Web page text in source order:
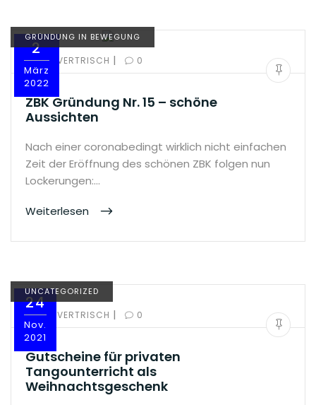
2
März
2022
GRÜNDUNG IN BEWEGUNG
BY:OLIVERTRISCH | 0
ZBK Gründung Nr. 15 – schöne
Aussichten
Nach einer coronabedingt wirklich nicht einfachen
Zeit der Eröffnung des schönen ZBK folgen nun
Lockerungen:…
Weiterlesen
24
Nov.
2021
UNCATEGORIZED
BY:OLIVERTRISCH | 0
Gutscheine für privaten
Tangounterricht als
Weihnachtsgeschenk